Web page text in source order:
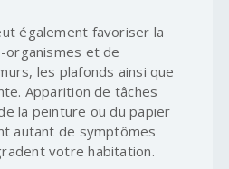
également favoriser la
et de
les plafonds ainsi que
Apparition de tâches
la peinture ou du papier
autant de symptômes
votre habitation.